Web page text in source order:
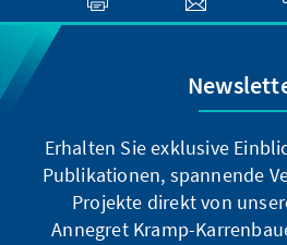
Erhalten Sie exklusive
Publikationen, spannende
Projekte direkt von
Annegret Kramp-